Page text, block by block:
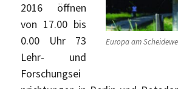
Europa am
2016 öffnen
von 17.00 bis
0.00 Uhr 73
Lehr- und
Forschungsei